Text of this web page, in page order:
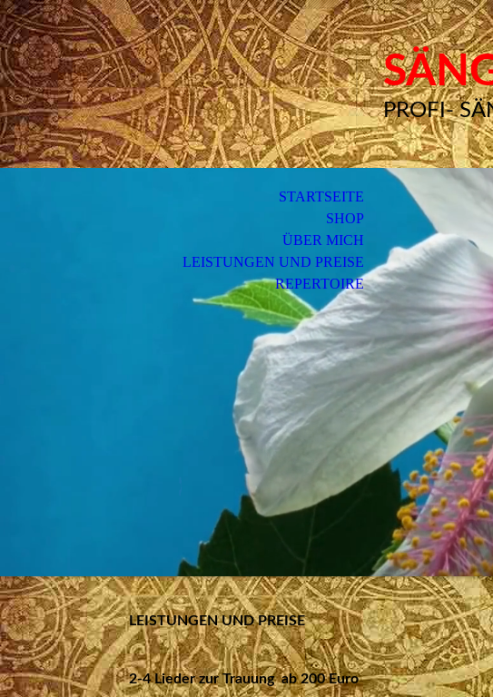
PROFI-
STARTSEITE
SHOP
ÜBER MICH
LEISTUNGEN UND PREISE
REPERTOIRE
LEISTUNGEN UND PREISE
2-4 Lieder zur Trauung ab 200 Euro